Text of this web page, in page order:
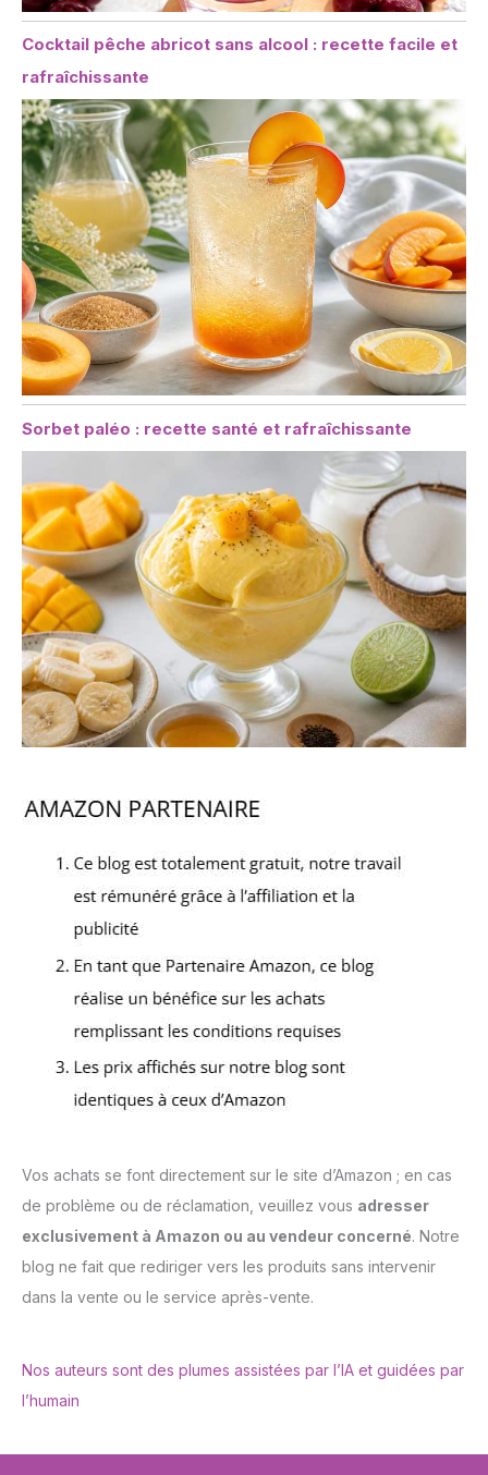
Cocktail pêche abricot sans alcool : recette facile et
rafraîchissante
Sorbet paléo : recette santé et rafraîchissante
Vos achats se font directement sur le site d’Amazon ; en cas
de problème ou de réclamation, veuillez vous adresser
exclusivement à Amazon ou au vendeur concerné. Notre
blog ne fait que rediriger vers les produits sans intervenir
dans la vente ou le service après-vente.
Nos auteurs sont des plumes assistées par l’IA et guidées par
l’humain